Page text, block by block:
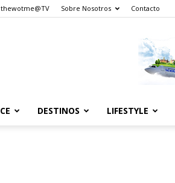
thewotme@TV Sobre Nosotros Contacto
DESTINOS LIFESTYLE